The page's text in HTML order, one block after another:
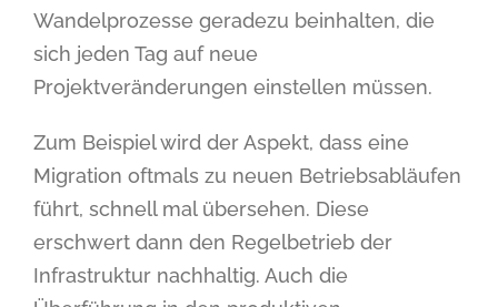
Wandelprozesse geradezu beinhalten, die
sich jeden Tag auf neue
Projektveränderungen einstellen müssen.
Zum Beispiel wird der Aspekt, dass eine
Migration oftmals zu neuen Betriebsabläufen
führt, schnell mal übersehen. Diese
erschwert dann den Regelbetrieb der
Infrastruktur nachhaltig. Auch die